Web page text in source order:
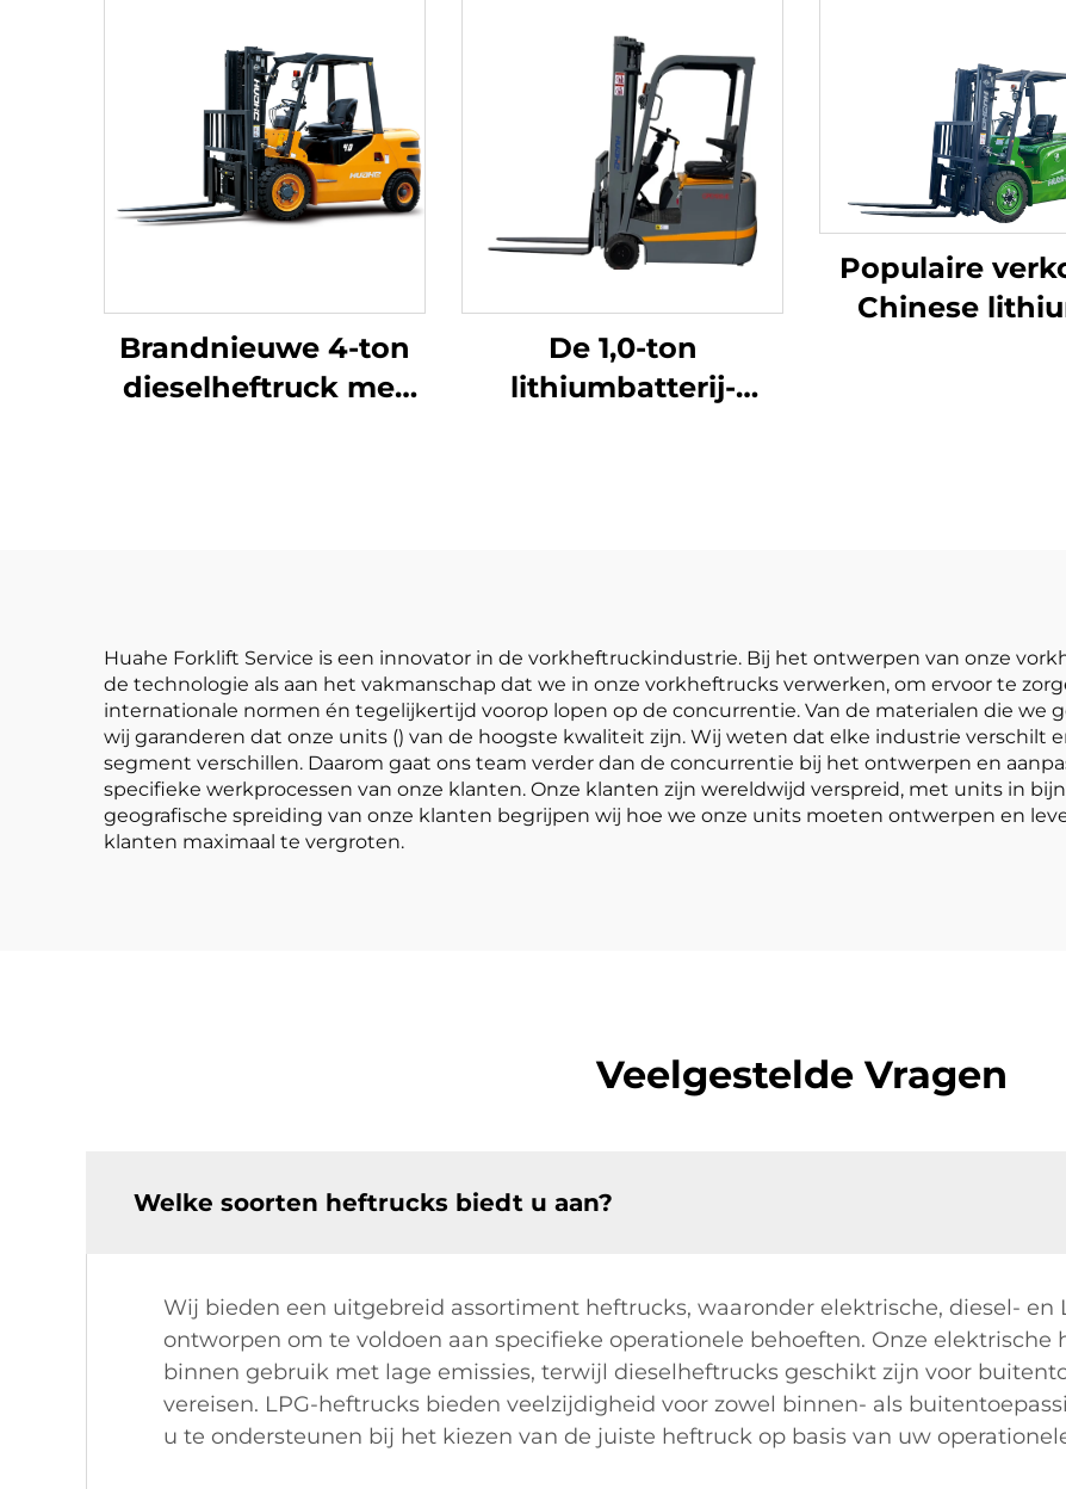
Brandnieuwe 4-ton
dieselheftruck met
De 1,0-ton
lithiumbatterij-
Populaire
Chinese
Huahe Forklift Service is een innovator in de vorkheftruckindustrie. Bij het ontwerpen van onze
de technologie als aan het vakmanschap dat we in onze vorkheftrucks verwerken, om ervoor te
internationale normen én tegelijkertijd voorop lopen op de concurrentie. Van de materialen die we
wij garanderen dat onze units () van de hoogste kwaliteit zijn. Wij weten dat elke industrie verschilt
segment verschillen. Daarom gaat ons team verder dan de concurrentie bij het ontwerpen en
specifieke werkprocessen van onze klanten. Onze klanten zijn wereldwijd verspreid, met units in
geografische spreiding van onze klanten begrijpen wij hoe we onze units moeten ontwerpen en
klanten maximaal te vergroten.
Veelgestelde Vragen
Welke soorten heftrucks biedt u aan?
Wij bieden een uitgebreid assortiment heftrucks, waaronder elektrische, diesel- en
ontworpen om te voldoen aan specifieke operationele behoeften. Onze elektrische
binnen gebruik met lage emissies, terwijl dieselheftrucks geschikt zijn voor
vereisen. LPG-heftrucks bieden veelzijdigheid voor zowel binnen- als
u te ondersteunen bij het kiezen van de juiste heftruck op basis van uw